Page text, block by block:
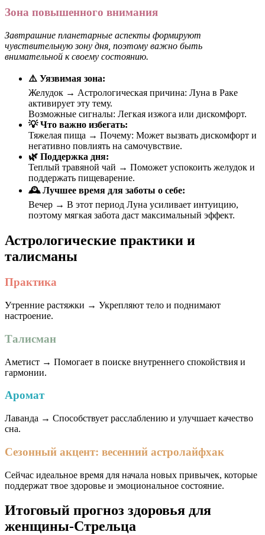
Зона повышенного внимания
Завтрашние планетарные аспекты формируют
чувствительную зону дня, поэтому важно быть
внимательной к своему состоянию.
⚠️ Уязвимая зона:
Желудок → Астрологическая причина: Луна в Раке
активирует эту тему.
Возможные сигналы: Легкая изжога или дискомфорт.
💡 Что важно избегать:
Тяжелая пища → Почему: Может вызвать дискомфорт и
негативно повлиять на самочувствие.
🌿 Поддержка дня:
Теплый травяной чай → Поможет успокоить желудок и
поддержать пищеварение.
🕰 Лучшее время для заботы о себе:
Вечер → В этот период Луна усиливает интуицию,
поэтому мягкая забота даст максимальный эффект.
Астрологические практики и
талисманы
Практика
Утренние растяжки → Укрепляют тело и поднимают
настроение.
Талисман
Аметист → Помогает в поиске внутреннего спокойствия и
гармонии.
Аромат
Лаванда → Способствует расслаблению и улучшает качество
сна.
Сезонный акцент: весенний астролайфхак
Сейчас идеальное время для начала новых привычек, которые
поддержат твое здоровье и эмоциональное состояние.
Итоговый прогноз здоровья для
женщины-Стрельца